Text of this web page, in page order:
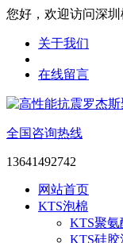
您好，欢迎访问深圳
关于我们
在线留言
全国咨询热线
13641492742
网站首页
KTS泡棉
KTS聚氨
KTS硅胶